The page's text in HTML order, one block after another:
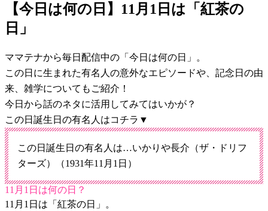
【今日は何の日】11月1日は「紅茶の
日」
ママテナから毎日配信中の「今日は何の日」。
この日に生まれた有名人の意外なエピソードや、記念日の由
来、雑学についてもご紹介！
今日から話のネタに活用してみてはいかが？
この日誕生日の有名人はコチラ▼
この日誕生日の有名人は…いかりや長介（ザ・ドリフ
ターズ）（1931年11月1日）
11月1日は何の日？
11月1日は「紅茶の日」。